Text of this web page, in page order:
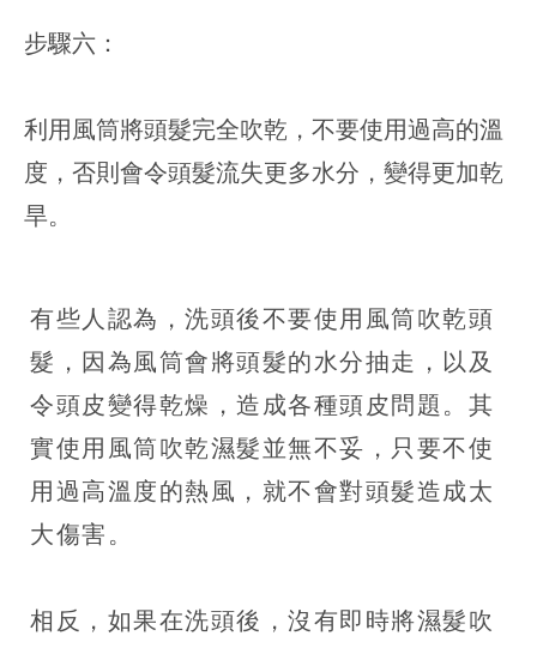
步驟六：
利用風筒將頭髮完全吹乾，不要使用過高的溫
度，否則會令頭髮流失更多水分，變得更加乾
旱。
有些人認為，洗頭後不要使用風筒吹乾頭
髮，因為風筒會將頭髮的水分抽走，以及
令頭皮變得乾燥，造成各種頭皮問題。其
實使用風筒吹乾濕髮並無不妥，只要不使
用過高溫度的熱風，就不會對頭髮造成太
大傷害。
相反，如果在洗頭後，沒有即時將濕髮吹